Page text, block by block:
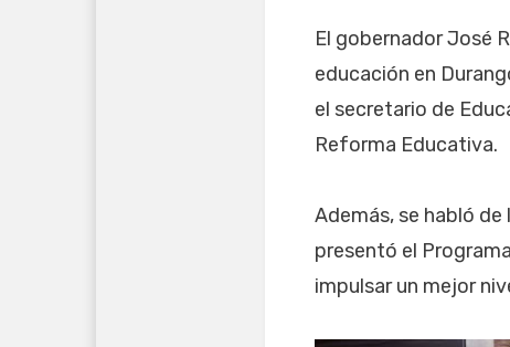
El gobernador José
educación en
el secretario de
Reforma Educativa.
Además, se habló
presentó el
impulsar un mejor